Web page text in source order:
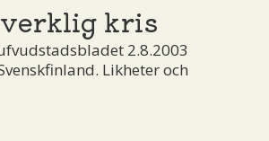
kris
2.8.2003
Likheter och